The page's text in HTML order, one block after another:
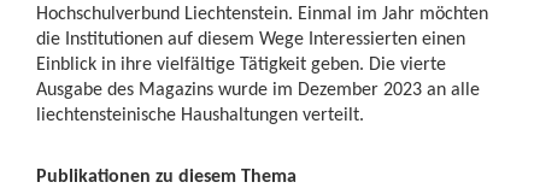
Hochschulverbund Liechtenstein. Einmal im Jahr möchten
die Institutionen auf diesem Wege Interessierten einen
Einblick in ihre vielfältige Tätigkeit geben. Die vierte
Ausgabe des Magazins wurde im Dezember 2023 an alle
liechtensteinische Haushaltungen verteilt.
Publikationen zu diesem Thema